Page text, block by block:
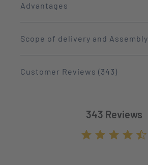
Advantages
Scope of delivery and Assembly
Customer Reviews (343)
343 Reviews